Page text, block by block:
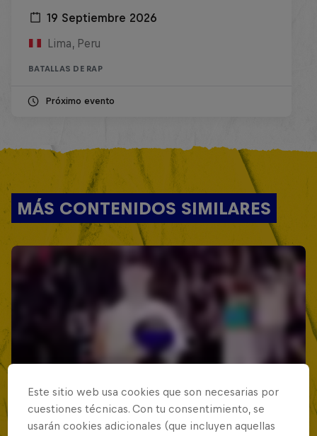
19 Septiembre 2026
Lima, Peru
BATALLAS DE RAP
Próximo evento
MÁS CONTENIDOS SIMILARES
Este sitio web usa cookies que son necesarias por
cuestiones técnicas. Con tu consentimiento, se
usarán cookies adicionales (que incluyen aquellas